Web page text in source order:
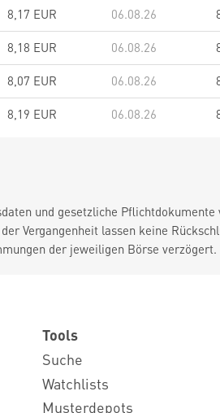
8,17 EUR 06.08.26
8,18 EUR 06.08.26
8,07 EUR 06.08.26
8,19 EUR 06.08.26
und gesetzliche Pflichtdokumente
Vergangenheit lassen keine
der jeweiligen Börse verzögert.
Tools
Suche
Watchlists
Musterdepots